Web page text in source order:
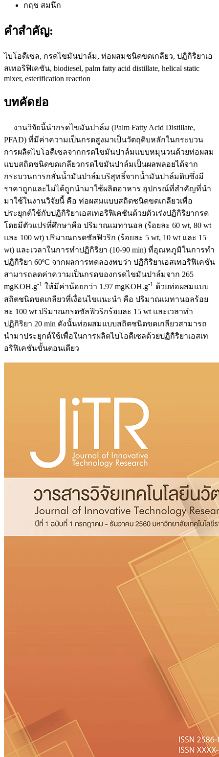
กฤช สมนึก
คำสำคัญ:
ไบโอดีเซล, กรดไขมันปาล์ม, ท่อผสมชนิดขดเกลียว, ปฏิกิริยาเอ
สเทอริฟิเคชัน, biodiesel, palm fatty acid distillate, helical static
mixer, esterification reaction
บทคัดย่อ
งานวิจัยนี้นำกรดไขมันปาล์ม (Palm Fatty Acid Distillate,
PFAD) ที่มีค่าความเป็นกรดสูงมาเป็นวัตถุดิบหลักในกระบวน
การผลิตไบโอดีเซลจากกรดไขมันปาล์มแบบหมุนวนด้วยท่อผสม
แบบสถิตชนิดขดเกลียวกรดไขมันปาล์มเป็นผลพลอยได้จาก
กระบวนการกลั่นน้ำมันปาล์มบริสุทธิ์จากน้ำมันปาล์มดิบซึ่งมี
ราคาถูกและไม่ได้ถูกนำมาใช้ผลิตอาหาร อุปกรณ์ที่สำคัญที่นำ
มาใช้ในงานวิจัยนี้ คือ ท่อผสมแบบสถิตชนิดขดเกลียวเพื่อ
ประยุกต์ใช้กับปฏิกิริยาเอสเทอริฟิเคชันด้วยตัวเร่งปฏิกิริยากรด
โดยมีตัวแปรที่ศึกษาคือ ปริมาณเมทานอล (ร้อยละ 60 wt, 80 wt
และ 100 wt) ปริมาณกรดซัลฟิวริก (ร้อยละ 5 wt, 10 wt และ 15
wt) และเวลาในการทำปฏิกิริยา (10-90 min) ที่อุณหภูมิในการทำ
ปฏิกิริยา 60ºC จากผลการทดลองพบว่า ปฏิกิริยาเอสเทอริฟิเคชัน
สามารถลดค่าความเป็นกรดของกรดไขมันปาล์มจาก 265
mgKOH.g-1 ให้มีค่าน้อยกว่า 1.97 mgKOH.g-1 ด้วยท่อผสมแบบ
สถิตชนิดขดเกลียวที่เงื่อนไขแนะนำ คือ ปริมาณเมทานอลร้อย
ละ 100 wt ปริมาณกรดซัลฟิวริกร้อยละ 15 wt และเวลาทำ
ปฏิกิริยา 20 min ดังนั้นท่อผสมแบบสถิตชนิดขดเกลียวสามารถ
นำมาประยุกต์ใช้เพื่อในการผลิตไบโอดีเซลด้วยปฏิกิริยาเอสเท
อริฟิเคชันขั้นตอนเดียว